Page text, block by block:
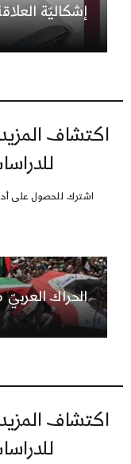
إشكاليّة
اكتشاف
اشترك للحصول على
الحراك العربيّ
اكتشاف